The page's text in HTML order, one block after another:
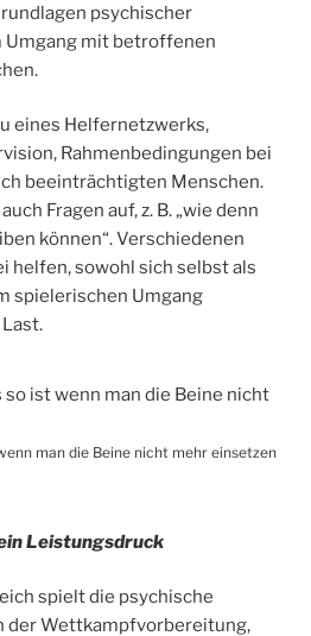
psychischer
Umgang mit betroffenen
eines Helfernetzwerks,
Rahmenbedingungen bei
beeinträchtigten Menschen.
Fragen auf, z. B. „wie denn
können“. Verschiedenen
helfen, sowohl sich selbst als
spielerischen Umgang
man die Beine nicht mehr einsetzen
Leistungsdruck
spielt die psychische
der Wettkampfvorbereitung,